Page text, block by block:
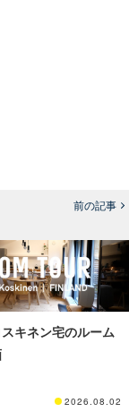
前の記事
キネン宅のルーム
2026.08.02